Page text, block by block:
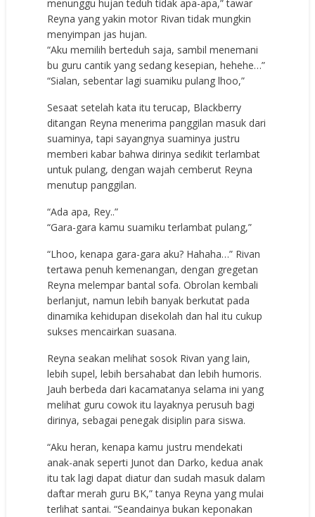
menunggu hujan teduh tidak apa-apa,” tawar
Reyna yang yakin motor Rivan tidak mungkin
menyimpan jas hujan.
“Aku memilih berteduh saja, sambil menemani
bu guru cantik yang sedang kesepian, hehehe…”
“Sialan, sebentar lagi suamiku pulang lhoo,”
Sesaat setelah kata itu terucap, Blackberry
ditangan Reyna menerima panggilan masuk dari
suaminya, tapi sayangnya suaminya justru
memberi kabar bahwa dirinya sedikit terlambat
untuk pulang, dengan wajah cemberut Reyna
menutup panggilan.
“Ada apa, Rey..”
“Gara-gara kamu suamiku terlambat pulang,”
“Lhoo, kenapa gara-gara aku? Hahaha…” Rivan
tertawa penuh kemenangan, dengan gregetan
Reyna melempar bantal sofa. Obrolan kembali
berlanjut, namun lebih banyak berkutat pada
dinamika kehidupan disekolah dan hal itu cukup
sukses mencairkan suasana.
Reyna seakan melihat sosok Rivan yang lain,
lebih supel, lebih bersahabat dan lebih humoris.
Jauh berbeda dari kacamatanya selama ini yang
melihat guru cowok itu layaknya perusuh bagi
dirinya, sebagai penegak disiplin para siswa.
“Aku heran, kenapa kamu justru mendekati
anak-anak seperti Junot dan Darko, kedua anak
itu tak lagi dapat diatur dan sudah masuk dalam
daftar merah guru BK,” tanya Reyna yang mulai
terlihat santai. “Seandainya bukan keponakan